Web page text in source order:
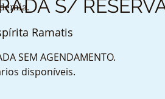
S/
Ramatis
SEM AGENDAMENTO.
disponíveis.